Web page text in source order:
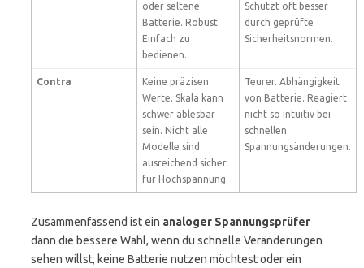
oder seltene
Batterie. Robust.
Einfach zu
bedienen.
Schützt oft besser
durch geprüfte
Sicherheitsnormen.
Contra
Keine präzisen
Werte. Skala kann
schwer ablesbar
sein. Nicht alle
Modelle sind
ausreichend sicher
für Hochspannung.
Teurer. Abhängigkeit
von Batterie. Reagiert
nicht so intuitiv bei
schnellen
Spannungsänderungen.
Zusammenfassend ist ein analoger Spannungsprüfer
dann die bessere Wahl, wenn du schnelle Veränderungen
sehen willst, keine Batterie nutzen möchtest oder ein